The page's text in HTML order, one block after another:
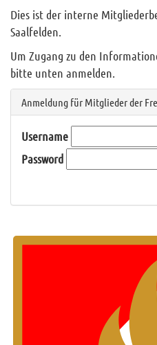
Info und Tipps
Mitgliederbereich
Home
Kontakt
Sitemap
RSS News
Dies ist der interne
Saalfelden.
Um Zugang zu den
bitte unten anmelden.
Anmeldung für Mitglieder der
Username
Password